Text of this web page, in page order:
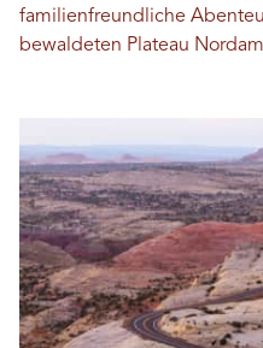
familienfreundliche
bewaldeten Plateau